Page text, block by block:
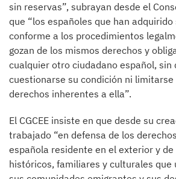
sin reservas”, subrayan desde el
que “los españoles que han
conforme a los procedimientos
gozan de los mismos derechos y
cualquier otro ciudadano español, sin
cuestionarse su condición ni
derechos inherentes a ella”.
El CGCEE insiste en que desde su
trabajado “en defensa de los
española residente en el exterior y de
históricos, familiares y culturales que